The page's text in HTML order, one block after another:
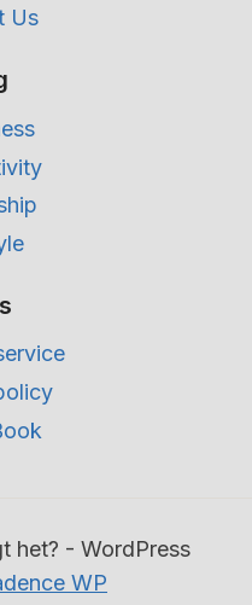
Us
het? - WordPress
WP